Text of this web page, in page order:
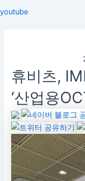
youtube
휴비츠,
‘산업용